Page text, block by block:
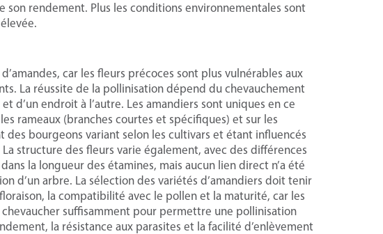
rendement. Plus les conditions environnementales sont
car les fleurs précoces sont plus vulnérables aux
La réussite de la pollinisation dépend du chevauchement
d’un endroit à l’autre. Les amandiers sont uniques en ce
rameaux (branches courtes et spécifiques) et sur les
des bourgeons variant selon les cultivars et étant influencés
structure des fleurs varie également, avec des différences
la longueur des étamines, mais aucun lien direct n’a été
d’un arbre. La sélection des variétés d’amandiers doit tenir
la compatibilité avec le pollen et la maturité, car les
suffisamment pour permettre une pollinisation
la résistance aux parasites et la facilité d’enlèvement